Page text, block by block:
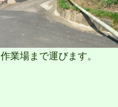
業場まで運びます。